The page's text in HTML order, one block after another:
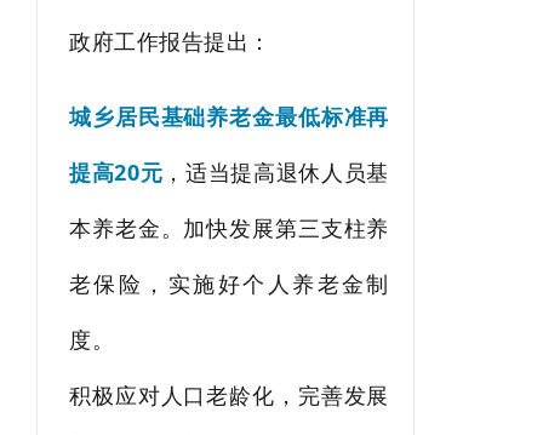
政府工作报告提出：
城乡居民基础养老金最低标准再
提高20元 ，适当提高退休人员基
本养老金。加快发展第三支柱养
老保险，实施好个人养老金制
度。
积极应对人口老龄化，完善发展